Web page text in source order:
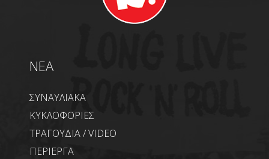
NEA
ΣΥΝΑΥΛΙΑΚΑ
ΚΥΚΛΟΦΟΡΙΕΣ
ΤΡΑΓΟΥΔΙΑ / VIDEO
ΠΕΡΙΕΡΓΑ